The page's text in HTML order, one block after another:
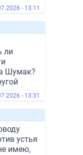
- 13:11
ли
Шумак?
- 13:31
устья
имею,